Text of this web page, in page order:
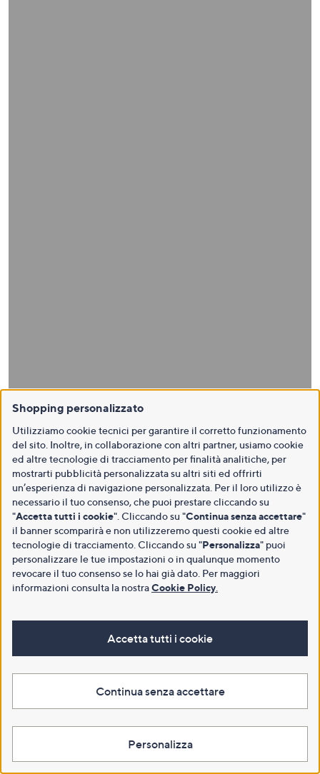
Shopping personalizzato
Utilizziamo cookie tecnici per garantire il corretto funzionamento
del sito. Inoltre, in collaborazione con altri partner, usiamo cookie
ed altre tecnologie di tracciamento per finalità analitiche, per
mostrarti pubblicità personalizzata su altri siti ed offrirti
un’esperienza di navigazione personalizzata. Per il loro utilizzo è
necessario il tuo consenso, che puoi prestare cliccando su
"Accetta tutti i cookie". Cliccando su "Continua senza accettare"
il banner scomparirà e non utilizzeremo questi cookie ed altre
tecnologie di tracciamento. Cliccando su "Personalizza" puoi
personalizzare le tue impostazioni o in qualunque momento
revocare il tuo consenso se lo hai già dato. Per maggiori
informazioni consulta la nostraCookie Policy
Accetta tutti i cookie
Continua senza accettare
Personalizza